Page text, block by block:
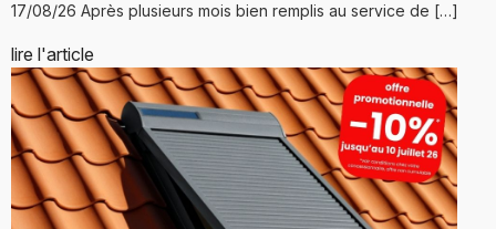
17/08/26 Après plusieurs mois bien remplis au service de […]
lire l'article